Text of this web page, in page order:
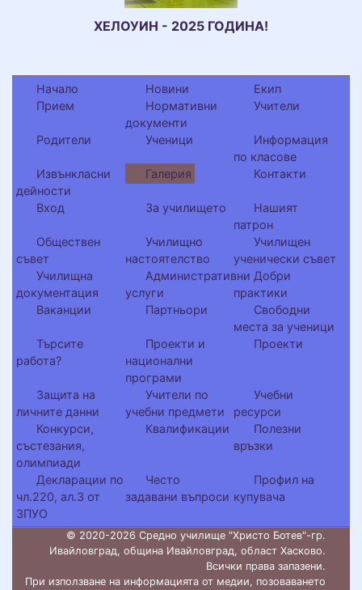
ХЕЛОУИН - 2025 ГОДИНА!
Начало Новини
Екип
Прием
Нормативни
документи
Учители
Родители Ученици
Информация
по класове
Извънкласни
дейности
Галерия Контакти
Вход За училището
Нашият
патрон
Обществен
съвет
Училищно
настоятелство
Училищен
ученически съвет
Училищна
документация
Административни
услуги
Добри
практики
Ваканции
Партньори
Свободни
места за ученици
Търсите
работа?
Проекти и
национални
програми
Проекти
Защита на
личните данни
Учители по
учебни предмети
Учебни
ресурси
Конкурси,
състезания,
олимпиади
Квалификации
Полезни
връзки
Декларации по
чл.220, ал.3 от
ЗПУО
Често
задавани въпроси
Профил на
купувача
© 2020-2026 Средно училище "Христо Ботев"-гр.
Ивайловград, община Ивайловград, област Хасково.
Всички права запазени.
При използване на информацията от медии, позоваването